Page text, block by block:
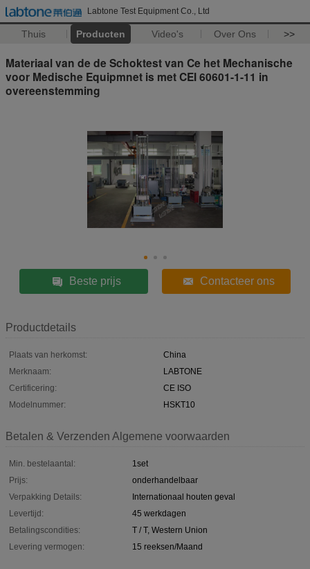
Labtone Test Equipment Co., Ltd
Thuis Producten Video's Over Ons >>
Materiaal van de de Schoktest van Ce het Mechanische
voor Medische Equipmnet is met CEI 60601-1-11 in
overeenstemming
Beste prijs Contacteer ons
Productdetails
Plaats van herkomst:
China
Merknaam:
LABTONE
Certificering:
CE ISO
Modelnummer:
HSKT10
Betalen & Verzenden Algemene voorwaarden
Min. bestelaantal:
1set
Prijs:
onderhandelbaar
Verpakking Details:
Internationaal houten geval
Levertijd:
45 werkdagen
Betalingscondities:
T / T, Western Union
Levering vermogen:
15 reeksen/Maand